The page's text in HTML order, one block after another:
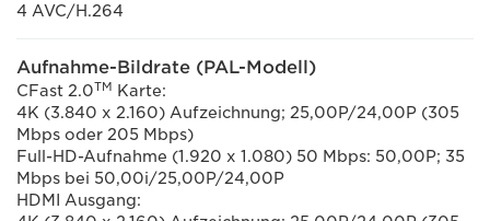
4 AVC/H.264
Aufnahme-Bildrate (PAL-Modell)
CFast 2.0TM
Karte:
4K (3.840 x 2.160) Aufzeichnung; 25,00P/24,00P (305
Mbps oder 205 Mbps)
Full-HD-Aufnahme (1.920 x 1.080) 50 Mbps: 50,00P; 35
Mbps bei 50,00i/25,00P/24,00P
HDMI Ausgang: